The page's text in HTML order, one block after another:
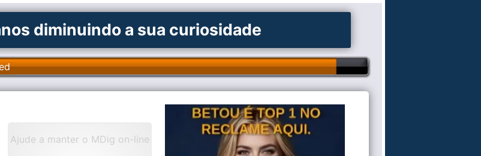
diminuindo a sua curiosidade
Ajude a manter o MDig on-line